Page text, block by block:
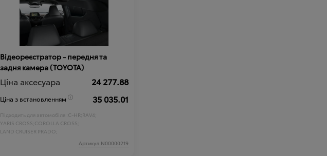
Відеореєстратор - передня та
задня камера (TOYOTA)
Ціна аксесуара 24 277.88
Ціна з встановленням 35 035.01
Підходить для автомобіля :C-HR;RAV4;
YARIS CROSS;COROLLA CROSS;
LAND CRUISER PRADO;
Артикул:N00000219